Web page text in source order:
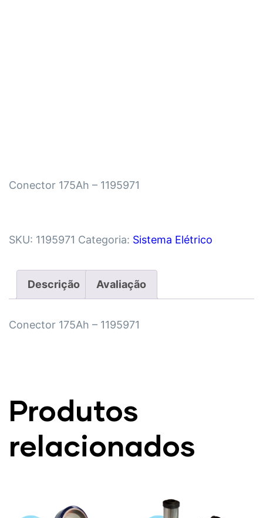
Conector 175Ah – 1195971
SKU: 1195971 Categoria: Sistema Elétrico
Descrição Avaliação
Conector 175Ah – 1195971
Produtos
relacionados